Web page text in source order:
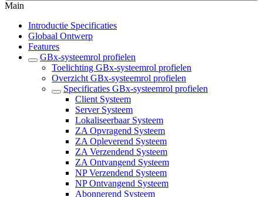
Main
Introductie Specificaties
Globaal Ontwerp
Features
GBx-systeemrol profielen
Toelichting GBx-systeemrol profielen
Overzicht GBx-systeemrol profielen
Specificaties GBx-systeemrol profielen
Client Systeem
Server Systeem
Lokaliseerbaar Systeem
ZA Opvragend Systeem
ZA Opleverend Systeem
ZA Verzendend Systeem
ZA Ontvangend Systeem
NP Verzendend Systeem
NP Ontvangend Systeem
Abonnerend Systeem